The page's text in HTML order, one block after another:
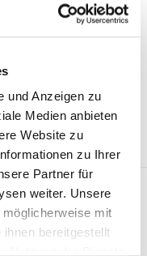
und Anzeigen zu
Medien anbieten
Website zu
zu Ihrer
Partner für
weiter. Unsere
mit
bereitgestellt
REQUEST ARTICLE
18 0961